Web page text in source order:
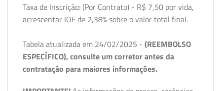
Taxa de Inscrição: (Por Contrato) - R$ 7,50 por vida,
acrescentar IOF de 2,38% sobre o valor total final.
Tabela atualizada em 24/02/2025 - (REEMBOLSO
ESPECÍFICO), consulte um corretor antes da
contratação para maiores informações.